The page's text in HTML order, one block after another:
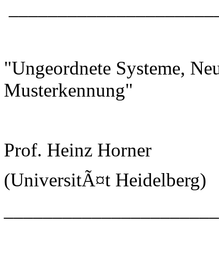
"Ungeordnete Systeme,
Musterkennung"
Prof. Heinz Horner
(UniversitÃ¤t Heidelberg)